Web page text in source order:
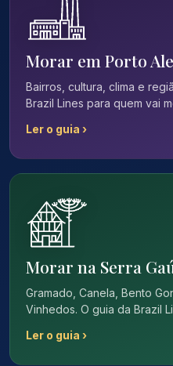
Morar em Porto
Bairros, cultura, clima e
Brazil Lines para quem vai
Ler o guia ›
Morar na Serra
Gramado, Canela, Bento
Vinhedos. O guia da Brazil
Ler o guia ›